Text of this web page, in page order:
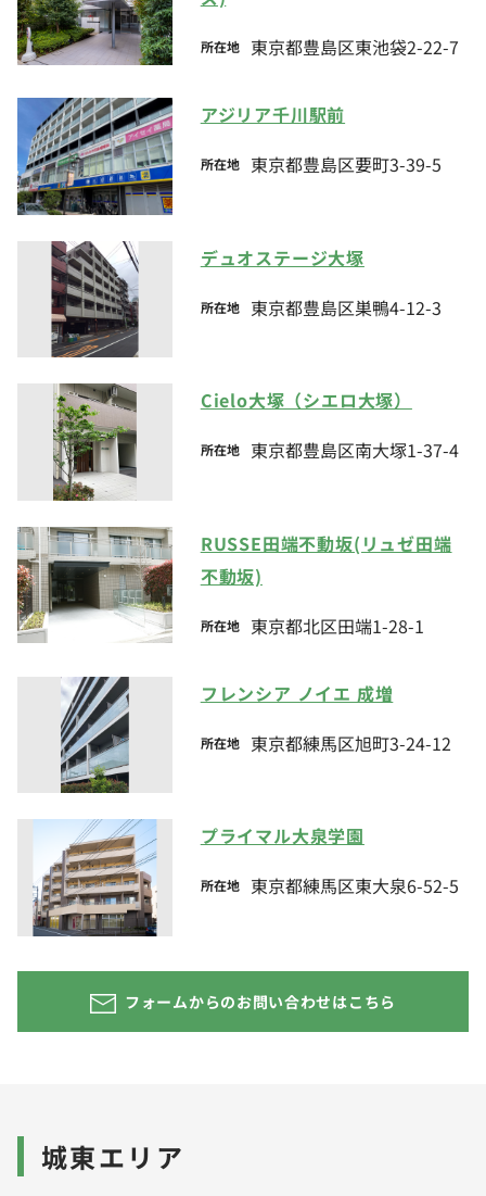
所在地 東京都豊島区東池袋2-22-7
アジリア千川駅前
所在地 東京都豊島区要町3-39-5
デュオステージ大塚
所在地 東京都豊島区巣鴨4-12-3
Cielo大塚（シエロ大塚）
所在地 東京都豊島区南大塚1-37-4
RUSSE田端不動坂(リュゼ田端
不動坂)
所在地 東京都北区田端1-28-1
フレンシア ノイエ 成増
所在地 東京都練馬区旭町3-24-12
プライマル大泉学園
所在地 東京都練馬区東大泉6-52-5
フォームからのお問い合わせはこちら
城東エリア